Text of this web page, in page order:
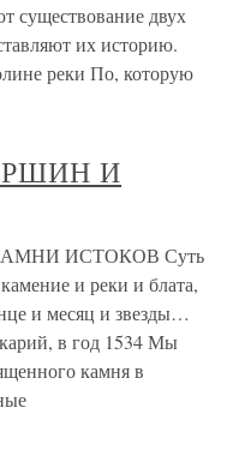
существование двух
их историю.
реки По, которую
И
ИСТОКОВ Суть
и реки и блата,
и месяц и звезды…
в год 1534 Мы
камня в